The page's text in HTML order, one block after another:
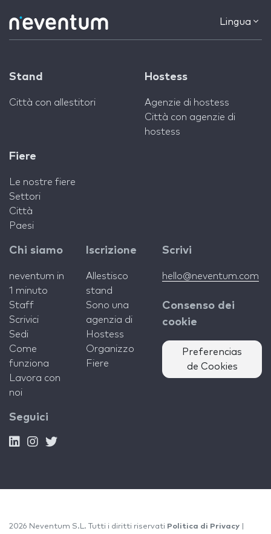
Lingua
Stand
Città con allestitori
Hostess
Agenzie di hostess
Città con agenzie di
hostess
Fiere
Le nostre fiere
Settori
Città
Paesi
Chi siamo
neventum in
1 minuto
Staff
Scrivici
Sedi
Come
funziona
Lavora con
noi
Iscrizione
Allestisco
stand
Sono una
agenzia di
Hostess
Organizzo
Fiere
Scrivi
hello@neventum.com
Consenso dei
cookie
Preferencias
de Cookies
Seguici
2026 Neventum S.L. Tutti i diritti riservati Politica di Privacy